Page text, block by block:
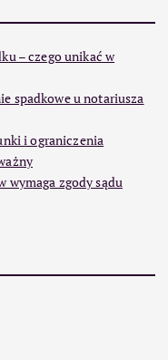
– czego unikać w
spadkowe u notariusza
i ograniczenia
wymaga zgody sądu